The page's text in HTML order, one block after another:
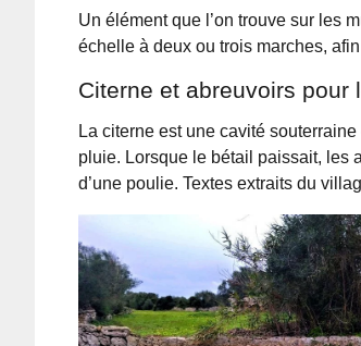
Un élément que l’on trouve sur les
échelle à deux ou trois marches,
Citerne et abreuvoirs pour
La citerne est une cavité
pluie. Lorsque le bétail paissait, les
d’une poulie. Textes extraits du